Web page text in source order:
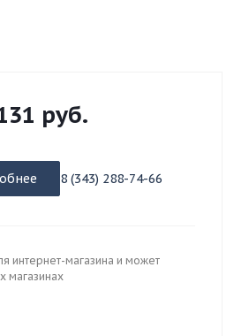
руб.
8 (343) 288-74-66
интернет-магазина и может
магазинах